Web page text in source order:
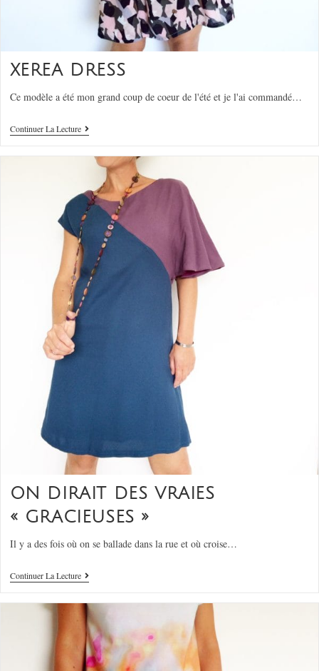
XEREA DRESS
Ce modèle a été mon grand coup de coeur de l'été et je l'ai commandé…
Continuer La Lecture
ON DIRAIT DES VRAIES
« GRACIEUSES »
Il y a des fois où on se ballade dans la rue et où croise…
Continuer La Lecture